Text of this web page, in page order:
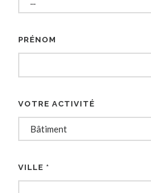
PRÉNOM
VOTRE ACTIVITÉ
VILLE *